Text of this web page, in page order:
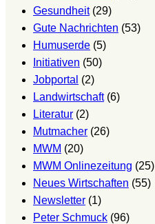
gesund
sein?
Gesundheit(29)
Gute Nachrichten (53)
Humuserde (5)
Initiativen (50)
Jobportal (2)
Landwirtschaft(6)
Literatur (2)
Mutmacher (26)
MWM (20)
MWM Onlinezeitung (25)
Neues Wirtschaften (55)
Newsletter (1)
Peter Schmuck (96)